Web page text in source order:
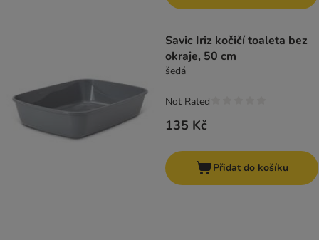
Savic Iriz kočičí toaleta bez
okraje, 50 cm
šedá
135 Kč
Not Rated
Přidat do košíku